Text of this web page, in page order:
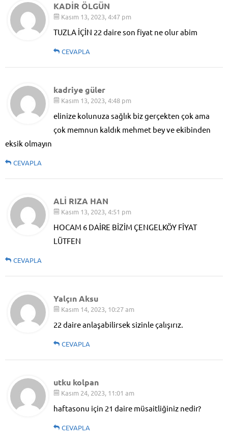
KADİR ÖLGÜN
Kasım 13, 2023, 4:47 pm
TUZLA İÇİN 22 daire son fiyat ne olur abim
CEVAPLA
kadriye güler
Kasım 13, 2023, 4:48 pm
elinize kolunuza sağlık biz gerçekten çok ama
çok memnun kaldık mehmet bey ve ekibinden
eksik olmayın
CEVAPLA
ALİ RIZA HAN
Kasım 13, 2023, 4:51 pm
HOCAM 6 DAİRE BİZİM ÇENGELKÖY FİYAT
LÜTFEN
CEVAPLA
Yalçın Aksu
Kasım 14, 2023, 10:27 am
22 daire anlaşabilirsek sizinle çalışırız.
CEVAPLA
utku kolpan
Kasım 24, 2023, 11:01 am
haftasonu için 21 daire müsaitliğiniz nedir?
CEVAPLA